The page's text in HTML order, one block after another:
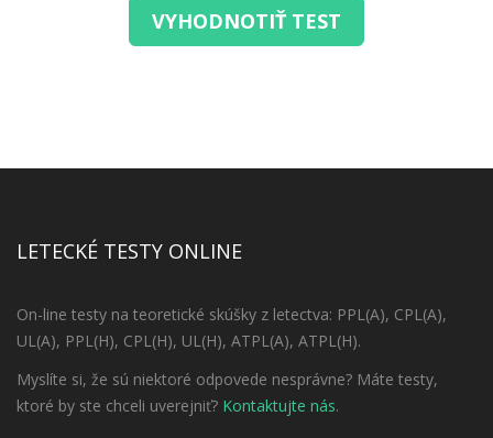
VYHODNOTIŤ TEST
LETECKÉ TESTY ONLINE
On-line testy na teoretické skúšky z letectva: PPL(A), CPL(A),
UL(A), PPL(H), CPL(H), UL(H), ATPL(A), ATPL(H).
Myslíte si, že sú niektoré odpovede nesprávne? Máte testy,
ktoré by ste chceli uverejniť? Kontaktujte nás.